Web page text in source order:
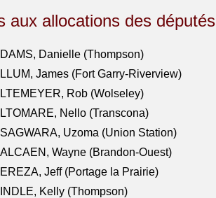
aux allocations des députés
Danielle (Thompson)
James (Fort Garry-Riverview)
Rob (Wolseley)
Nello (Transcona)
Uzoma (Union Station)
Wayne (Brandon-Ouest)
Jeff (Portage la Prairie)
Kelly (Thompson)